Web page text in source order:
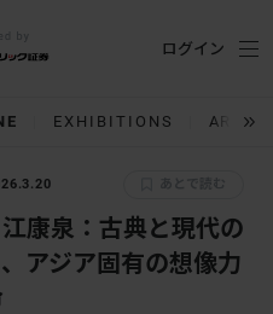
EXHIBITIONS
ログイン
江康泉：古典と現代の
アジア固有の想像力